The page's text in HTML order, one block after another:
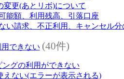
変更(あとリボ)について
能額、利用残高、引落口座
い請求、不正利用、キャンセル
できない (40件)
ングの利用ができない
えない(エラーが表示される)